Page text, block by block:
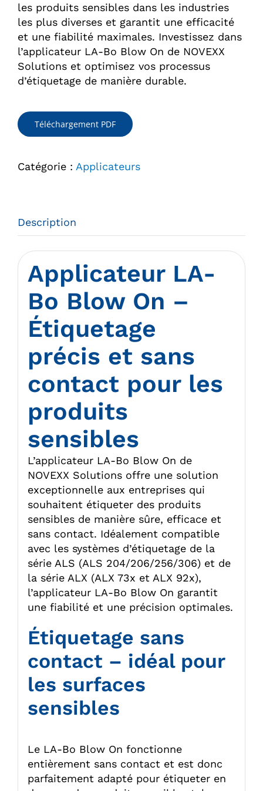
les produits sensibles dans les industries
les plus diverses et garantit une efficacité
et une fiabilité maximales. Investissez dans
l’applicateur LA-Bo Blow On de NOVEXX
Solutions et optimisez vos processus
d’étiquetage de manière durable.
Téléchargement PDF
Catégorie : Applicateurs
Description
Applicateur LA-
Bo Blow On –
Étiquetage
précis et sans
contact pour les
produits
sensibles
L’applicateur LA-Bo Blow On de
NOVEXX Solutions offre une solution
exceptionnelle aux entreprises qui
souhaitent étiqueter des produits
sensibles de manière sûre, efficace et
sans contact. Idéalement compatible
avec les systèmes d’étiquetage de la
série ALS (ALS 204/206/256/306) et de
la série ALX (ALX 73x et ALX 92x),
l’applicateur LA-Bo Blow On garantit
une fiabilité et une précision optimales.
Étiquetage sans
contact – idéal pour
les surfaces
sensibles
Le LA-Bo Blow On fonctionne
entièrement sans contact et est donc
parfaitement adapté pour étiqueter en